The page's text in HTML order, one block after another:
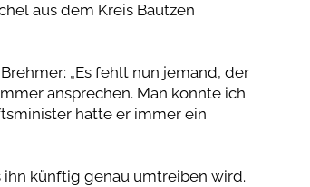
aus dem Kreis Bautzen
„Es fehlt nun jemand, der
ansprechen. Man konnte ich
hatte er immer ein
ihn künftig genau umtreiben wird.